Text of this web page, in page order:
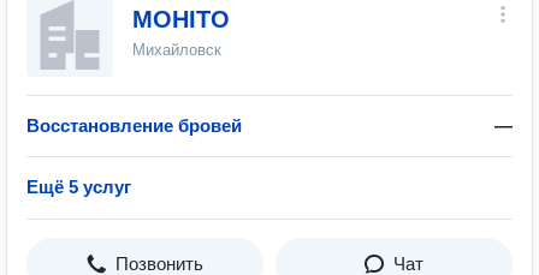
MOHITO
Михайловск
Восстановление бровей —
Ещё 5 услуг
Позвонить Чат